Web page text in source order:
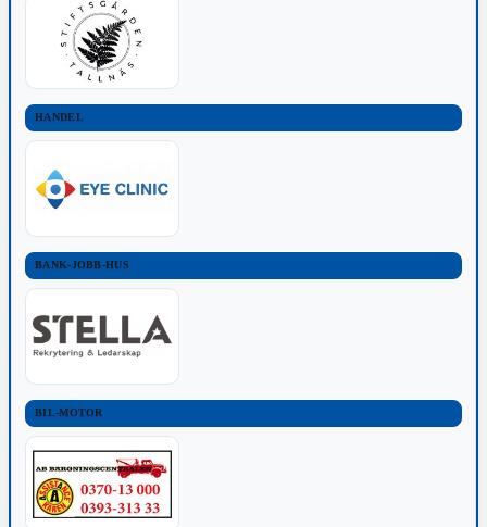
HANDEL
BANK-JOBB-HUS
BIL-MOTOR